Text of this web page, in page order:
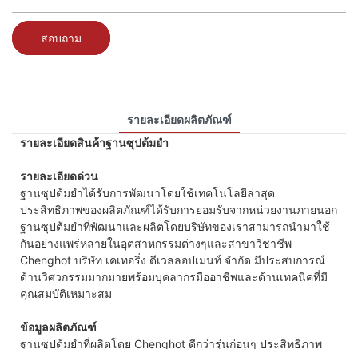
สอบถาม
รายละเอียดผลิตภัณฑ์
รายละเอียดสินค้าฐานซุปต้มยำ
รายละเอียดด่วน
ฐานซุปต้มยำได้รับการพัฒนาโดยใช้เทคโนโลยีล่าสุด
ประสิทธิภาพของผลิตภัณฑ์ได้รับการยอมรับจากหน่วยงานภายนอก
ฐานซุปต้มยำที่พัฒนาและผลิตโดยบริษัทของเราสามารถนำมาใช้
กันอย่างแพร่หลายในอุตสาหกรรมต่างๆและสาขาวิชาชีพ
Chenghot บริษัท เคเทอริ่ง ดีเวลลอปเมนท์ จำกัด มีประสบการณ์
ด้านวิศวกรรมมากมายพร้อมบุคลากรมืออาชีพและด้านเทคนิคที่มี
คุณสมบัติเหมาะสม
ข้อมูลผลิตภัณฑ์
ฐานซุปต้มยำที่ผลิตโดย Chenghot ดีกว่ารุ่นก่อนๆ ประสิทธิภาพ